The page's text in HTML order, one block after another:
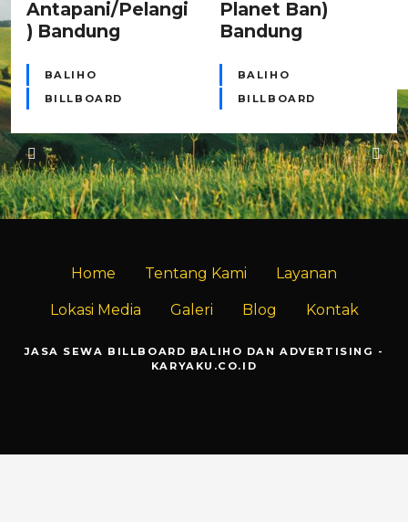
Antapani/Pelangi
) Bandung
BALIHO
BILLBOARD
Planet Ban)
Bandung
BALIHO
BILLBOARD
Home Tentang Kami Layanan
Lokasi Media Galeri Blog Kontak
JASA SEWA BILLBOARD BALIHO DAN ADVERTISING -
KARYAKU.CO.ID